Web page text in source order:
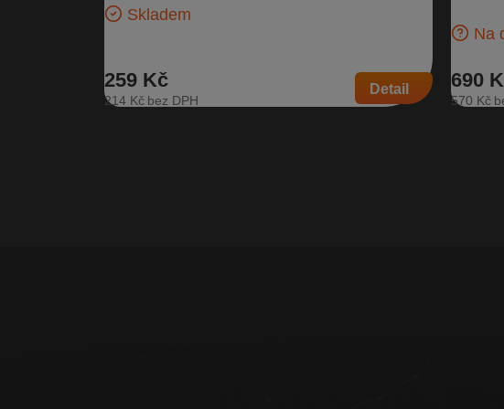
Skladem
259 Kč
214 Kč
Detail
Na
690
570 Kč